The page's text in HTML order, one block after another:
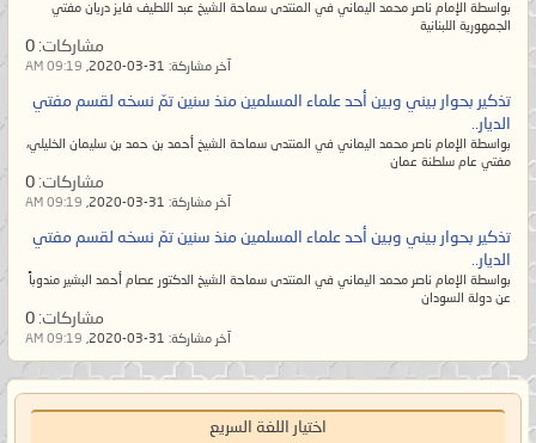
الضعيف فلا يبقى من الإسلام إلا اسم
لهم ومن القرآن إلا رسمه بين أيديهم
ويتخذونه مهجوراً بحجّة أنه لا يعلمُ
تأويله إلا الله! وإنما يقصد المٌتشابه.
ولكنهم معرضون عن آياته المحكمات
الواضحات البيِّنات أمّ الكتاب لا يزيغ
عنهنّ فيتبع ظاهر المُتشابه إلا من في
قلبه زيغٌ عن الحقّ.
وأما السّنة المحمديّة فيرون السُنَّة بدعةً
والبدعة سُنَّةً؛ أي أنّهم يرون الحقّ منها
باطلاً والباطل الموضوع المخالف
لمُحكم القرآن هو الحقّ! فيضِلّ
عُلماؤهم عن الحقّ ثم يُضلّوا أمّتهم حتى
بواسطة الإمام ناصر محمد اليماني في المنتدى سماحة الشيخ عبد اللطيف فايز دريان مفتي
الجمهورية اللبنانية
مشاركات:
آخر مشاركة: 09:19 AM
تذكير بحوار بيني وبين أحد علماء المسلمين منذ سنين تمّ نسخه لقسم مفتي
الديار..
بواسطة الإمام ناصر محمد اليماني في المنتدى سماحة الشيخ أحمد بن حمد بن سليمان الخليلي،
مفتي عام سلطنة عمان
مشاركات:
آخر مشاركة: 09:19 AM
تذكير بحوار بيني وبين أحد علماء المسلمين منذ سنين تمّ نسخه لقسم مفتي
الديار..
بواسطة الإمام ناصر محمد اليماني في المنتدى سماحة الشيخ الدكتور عصام أحمد البشير مندوباً
عن دولة السودان
مشاركات:
آخر مشاركة: 09:19 AM
اختيار اللغة السريع